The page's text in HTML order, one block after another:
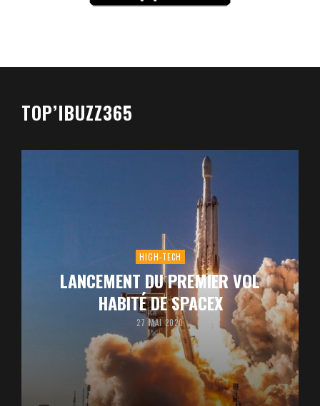
TOP’IBUZZ365
HIGH-TECH
LANCEMENT DU PREMIER VOL
HABITÉ DE SPACEX
27 MAI 2020